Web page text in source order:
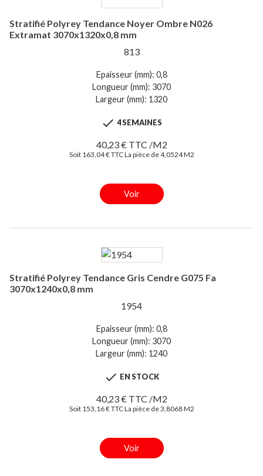
Stratifié Polyrey Tendance Noyer Ombre N026
Extramat 3070x1320x0,8 mm
813
Epaisseur (mm): 0,8
Longueur (mm): 3070
Largeur (mm): 1320
 4 SEMAINES
40,23 € TTC /M2
Soit 163,04 € TTC La pièce de 4,0524 M2
Voir
Stratifié Polyrey Tendance Gris Cendre G075 Fa
3070x1240x0,8 mm
1954
Epaisseur (mm): 0,8
Longueur (mm): 3070
Largeur (mm): 1240
 EN STOCK
40,23 € TTC /M2
Soit 153,16 € TTC La pièce de 3,8068 M2
Voir